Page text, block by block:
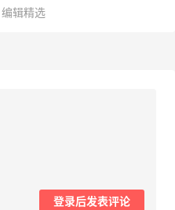
编辑精选
登录后发表评论